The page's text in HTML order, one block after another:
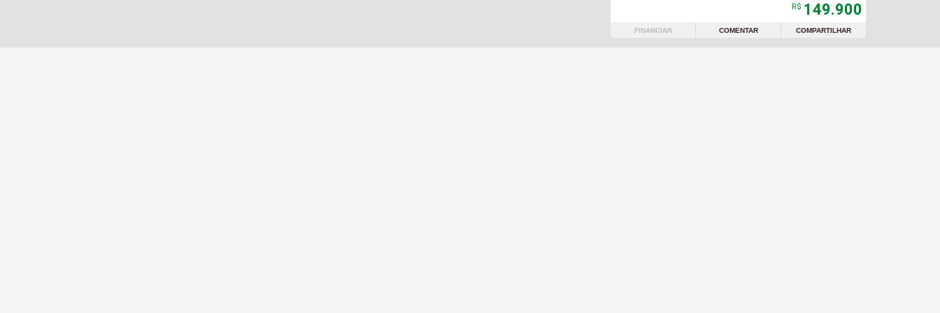
R$ 149.900
FINANCIAR COMENTAR COMPARTILHAR